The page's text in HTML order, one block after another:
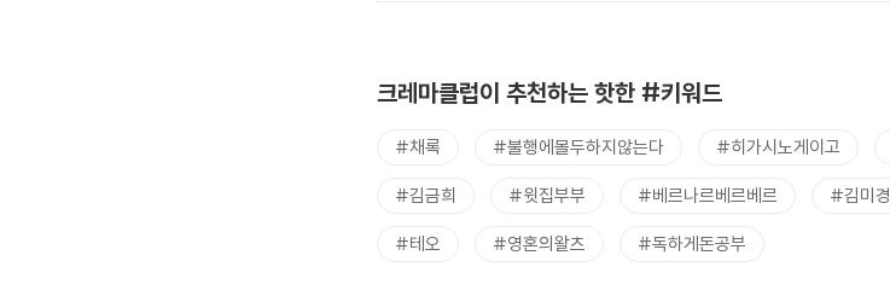
크레마클럽이 추천하는 핫한 #키워드
#채록 #불행에몰두하지않는다 #히가시노게이고
#김금희 #윗집부부 #베르나르베르베르 #김미경
#테오 #영혼의왈츠 #독하게돈공부